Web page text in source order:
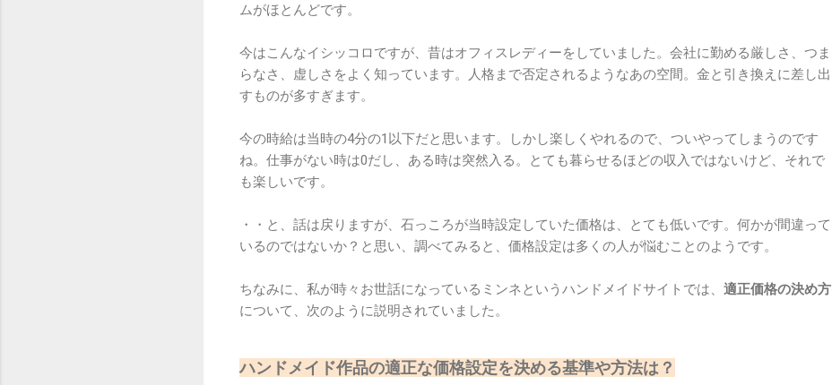
ムがほとんどです。
今はこんなイシッコロですが、昔はオフィスレディーをしていました。会社に勤める厳しさ、つま
らなさ、虚しさをよく知っています。人格まで否定されるようなあの空間。金と引き換えに差し出
すものが多すぎます。
今の時給は当時の4分の1以下だと思います。しかし楽しくやれるので、ついやってしまうのです
ね。仕事がない時は0だし、ある時は突然入る。とても暮らせるほどの収入ではないけど、それで
も楽しいです。
・・と、話は戻りますが、石っころが当時設定していた価格は、とても低いです。何かが間違って
いるのではないか？と思い、調べてみると、価格設定は多くの人が悩むことのようです。
ちなみに、私が時々お世話になっているミンネというハンドメイドサイトでは、 適正価格の決め方
について、次のように説明されていました。
ハンドメイド作品の適正な価格設定を決める基準や方法は？